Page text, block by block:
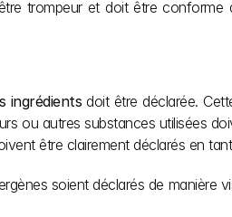
trompeur et doit être conforme
ingrédients doit être déclarée.
ou autres substances utilisées
être clairement déclarés en
soient déclarés de manière